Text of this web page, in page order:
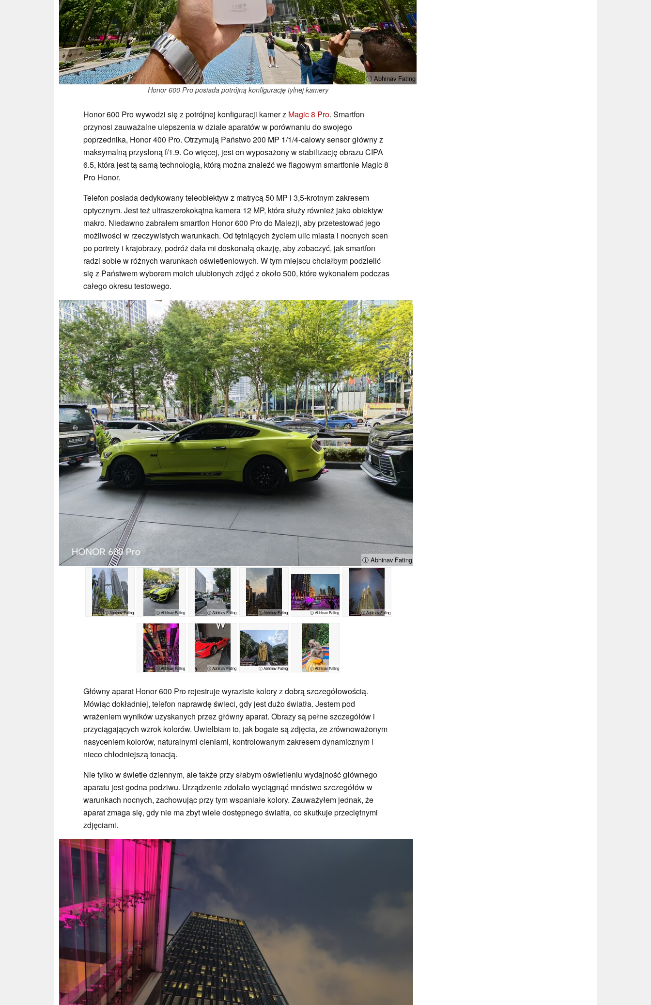
ⓘ Abhinav Fating
Honor 600 Pro posiada potrójną konfigurację tylnej kamery
Honor 600 Pro wywodzi się z potrójnej konfiguracji kamer z Magic 8 Pro. Smartfon
przynosi zauważalne ulepszenia w dziale aparatów w porównaniu do swojego
poprzednika, Honor 400 Pro. Otrzymują Państwo 200 MP 1/1/4-calowy sensor główny z
maksymalną przysłoną f/1.9. Co więcej, jest on wyposażony w stabilizację obrazu CIPA
6.5, która jest tą samą technologią, którą można znaleźć we flagowym smartfonie Magic 8
Pro Honor.
Telefon posiada dedykowany teleobiektyw z matrycą 50 MP i 3,5-krotnym zakresem
optycznym. Jest też ultraszerokokątna kamera 12 MP, która służy również jako obiektyw
makro. Niedawno zabrałem smartfon Honor 600 Pro do Malezji, aby przetestować jego
możliwości w rzeczywistych warunkach. Od tętniących życiem ulic miasta i nocnych scen
po portrety i krajobrazy, podróż dała mi doskonałą okazję, aby zobaczyć, jak smartfon
radzi sobie w różnych warunkach oświetleniowych. W tym miejscu chciałbym podzielić
się z Państwem wyborem moich ulubionych zdjęć z około 500, które wykonałem podczas
całego okresu testowego.
ⓘ Abhinav Fating
ⓘ Abhinav Fating ⓘ Abhinav Fating ⓘ Abhinav Fating ⓘ Abhinav Fating ⓘ Abhinav Fating ⓘ Abhinav Fating
ⓘ Abhinav Fating ⓘ Abhinav Fating ⓘ Abhinav Fating ⓘ Abhinav Fating
Główny aparat Honor 600 Pro rejestruje wyraziste kolory z dobrą szczegółowością.
Mówiąc dokładniej, telefon naprawdę świeci, gdy jest dużo światła. Jestem pod
wrażeniem wyników uzyskanych przez główny aparat. Obrazy są pełne szczegółów i
przyciągających wzrok kolorów. Uwielbiam to, jak bogate są zdjęcia, ze zrównoważonym
nasyceniem kolorów, naturalnymi cieniami, kontrolowanym zakresem dynamicznym i
nieco chłodniejszą tonacją.
Nie tylko w świetle dziennym, ale także przy słabym oświetleniu wydajność głównego
aparatu jest godna podziwu. Urządzenie zdołało wyciągnąć mnóstwo szczegółów w
warunkach nocnych, zachowując przy tym wspaniałe kolory. Zauważyłem jednak, że
aparat zmaga się, gdy nie ma zbyt wiele dostępnego światła, co skutkuje przeciętnymi
zdjęciami.